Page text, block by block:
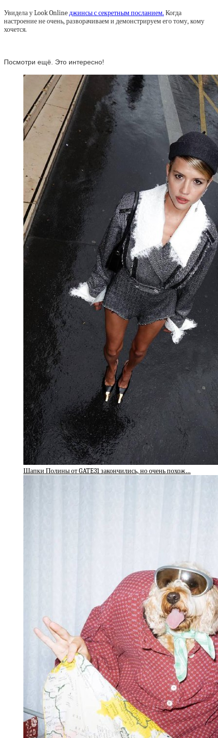
Увидела у Look Onlineджинсы с секретным посланием. Когда
настроение не очень, разворачиваем и демонстрируем его тому, кому
хочется.
Посмотри ещё. Это интересно!
Шапки Полины от GATE31 закончились, но очень похож…